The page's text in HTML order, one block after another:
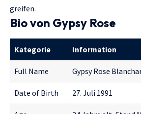
greifen.
Bio von Gypsy Rose
Kategorie Information
Full Name Gypsy Rose
Date of Birth 27. Juli 1991